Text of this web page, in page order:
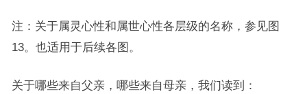
注：关于属灵心性和属世心性各层级的名称，参见图
13。也适用于后续各图。
关于哪些来自父亲，哪些来自母亲，我们读到：